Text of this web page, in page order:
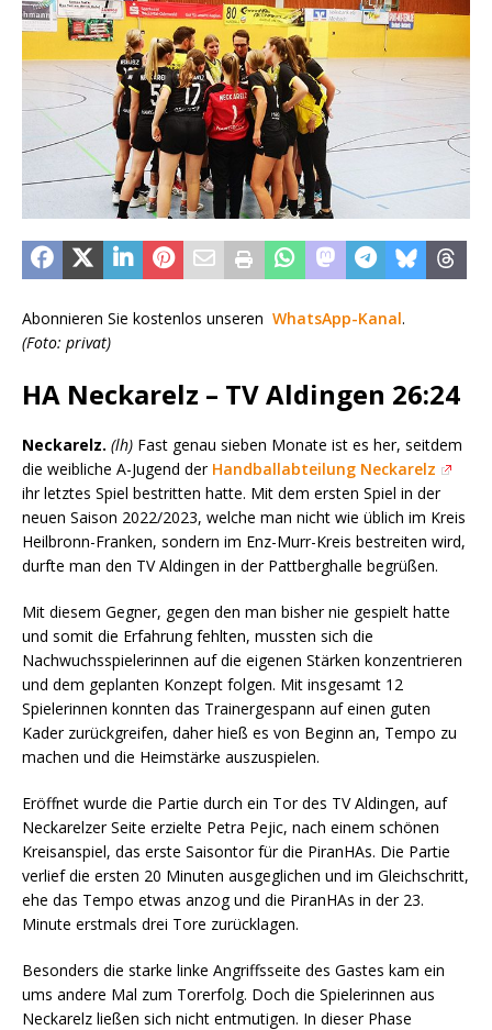
Abonnieren Sie kostenlos unseren WhatsApp-Kanal.
(Foto: privat)
HA Neckarelz – TV Aldingen 26:24
Neckarelz. (lh) Fast genau sieben Monate ist es her, seitdem
die weibliche A-Jugend der Handballabteilung Neckarelz
ihr letztes Spiel bestritten hatte. Mit dem ersten Spiel in der
neuen Saison 2022/2023, welche man nicht wie üblich im Kreis
Heilbronn-Franken, sondern im Enz-Murr-Kreis bestreiten wird,
durfte man den TV Aldingen in der Pattberghalle begrüßen.
Mit diesem Gegner, gegen den man bisher nie gespielt hatte
und somit die Erfahrung fehlten, mussten sich die
Nachwuchsspielerinnen auf die eigenen Stärken konzentrieren
und dem geplanten Konzept folgen. Mit insgesamt 12
Spielerinnen konnten das Trainergespann auf einen guten
Kader zurückgreifen, daher hieß es von Beginn an, Tempo zu
machen und die Heimstärke auszuspielen.
Eröffnet wurde die Partie durch ein Tor des TV Aldingen, auf
Neckarelzer Seite erzielte Petra Pejic, nach einem schönen
Kreisanspiel, das erste Saisontor für die PiranHAs. Die Partie
verlief die ersten 20 Minuten ausgeglichen und im Gleichschritt,
ehe das Tempo etwas anzog und die PiranHAs in der 23.
Minute erstmals drei Tore zurücklagen.
Besonders die starke linke Angriffsseite des Gastes kam ein
ums andere Mal zum Torerfolg. Doch die Spielerinnen aus
Neckarelz ließen sich nicht entmutigen. In dieser Phase